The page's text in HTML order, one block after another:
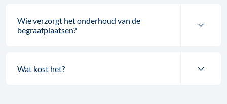
Wie verzorgt het onderhoud van de
begraafplaatsen?
Wat kost het?